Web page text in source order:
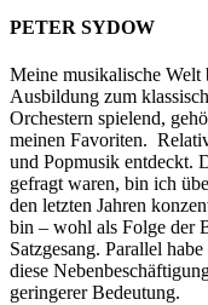
PETER SYDOW
Meine musikalische Welt
Ausbildung zum
Orchestern spielend,
meinen Favoriten.
und Popmusik entdeckt.
gefragt waren, bin ich
den letzten Jahren
bin – wohl als Folge der
Satzgesang. Parallel
diese
geringerer Bedeutung.